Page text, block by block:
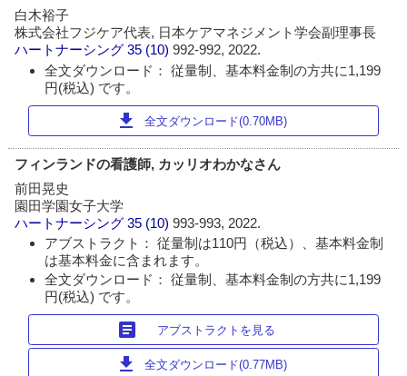
白木裕子
株式会社フジケア代表, 日本ケアマネジメント学会副理事長
ハートナーシング 35 (10)992-992, 2022.
全文ダウンロード： 従量制、基本料金制の方共に1,199
円(税込) です。
download 全文ダウンロード(0.70MB)
フィンランドの看護師, カッリオわかなさん
前田晃史
園田学園女子大学
ハートナーシング 35 (10)993-993, 2022.
アブストラクト： 従量制は110円（税込）、基本料金制
は基本料金に含まれます。
全文ダウンロード： 従量制、基本料金制の方共に1,199
円(税込) です。
article アブストラクトを見る
download 全文ダウンロード(0.77MB)